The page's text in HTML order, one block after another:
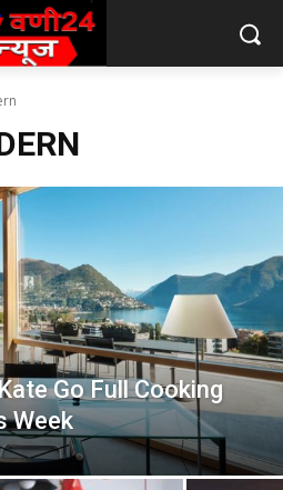
Go Full Cooking
Week